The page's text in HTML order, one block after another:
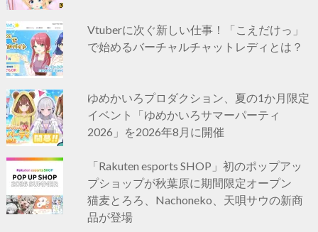
Vtuberに次ぐ新しい仕事！「こえだけっ」
で始めるバーチャルチャットレディとは？
ゆめかいろプロダクション、夏の1か月限定
イベント「ゆめかいろサマーパーティ
2026」を2026年8月に開催
「Rakuten esports SHOP」初のポップアッ
プショップが秋葉原に期間限定オープン
猫麦とろろ、Nachoneko、天唄サウの新商
品が登場